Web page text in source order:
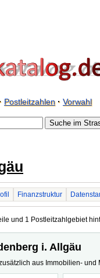
Postleitzahlen· Vorwahl
Finanzstruktur
und 1 Postleitzahlgebiet
i. Allgäu
aus Immobilien-